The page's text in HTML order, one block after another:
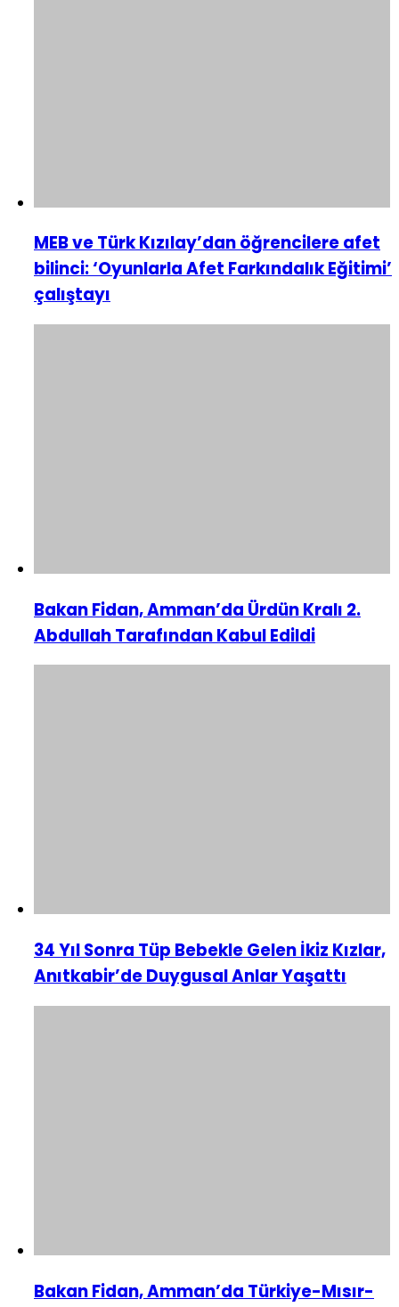
MEB ve Türk Kızılay’dan öğrencilere afet
bilinci: ‘Oyunlarla Afet Farkındalık Eğitimi’
çalıştayı
Bakan Fidan, Amman’da Ürdün Kralı 2.
Abdullah Tarafından Kabul Edildi
34 Yıl Sonra Tüp Bebekle Gelen İkiz Kızlar,
Anıtkabir’de Duygusal Anlar Yaşattı
Bakan Fidan, Amman’da Türkiye-Mısır-